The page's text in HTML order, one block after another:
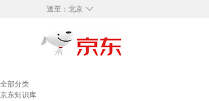
◇
送至： 北京
全部分类
京东知识库